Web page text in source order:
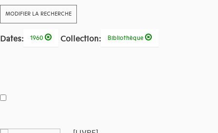
MODIFIER LA RECHERCHE
Dates: 1960 Collection: Bibliothèque